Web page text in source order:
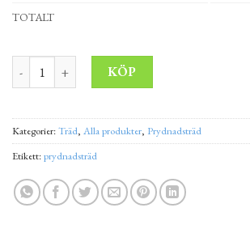
TOTALT
TyskLönn Acer pseudoplatanus 350-400 cm
KÖP
Kategorier:Träd, Alla produkter, Prydnadsträd
Etikett:prydnadsträd